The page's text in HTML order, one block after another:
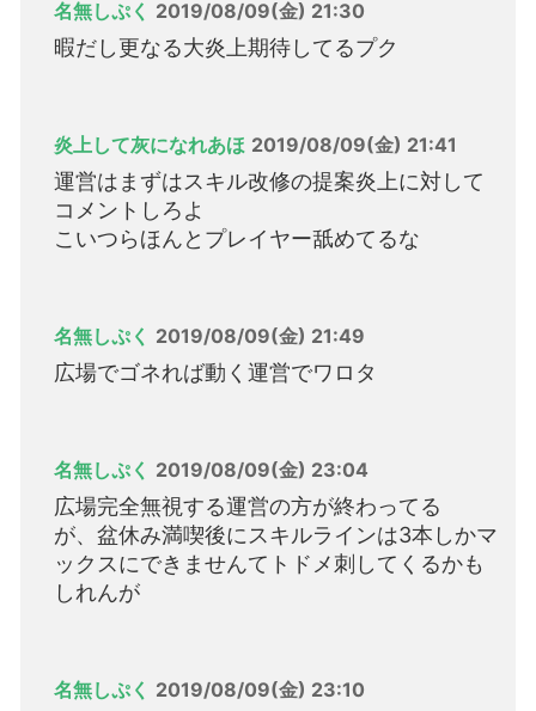
名無しぷく 2019/08/09(金) 21:30
暇だし更なる大炎上期待してるプク
炎上して灰になれあほ 2019/08/09(金) 21:41
運営はまずはスキル改修の提案炎上に対して
コメントしろよ
こいつらほんとプレイヤー舐めてるな
名無しぷく 2019/08/09(金) 21:49
広場でゴネれば動く運営でワロタ
名無しぷく 2019/08/09(金) 23:04
広場完全無視する運営の方が終わってる
が、盆休み満喫後にスキルラインは3本しかマ
ックスにできませんてトドメ刺してくるかも
しれんが
名無しぷく 2019/08/09(金) 23:10